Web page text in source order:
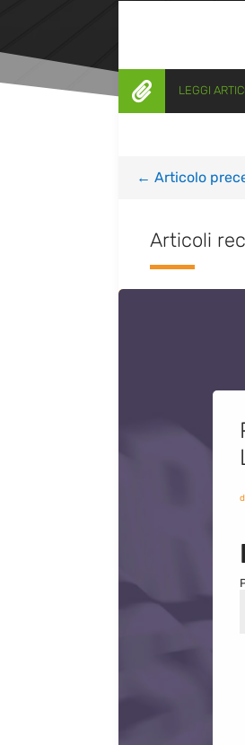
 LEGGI
← Articolo
Articoli